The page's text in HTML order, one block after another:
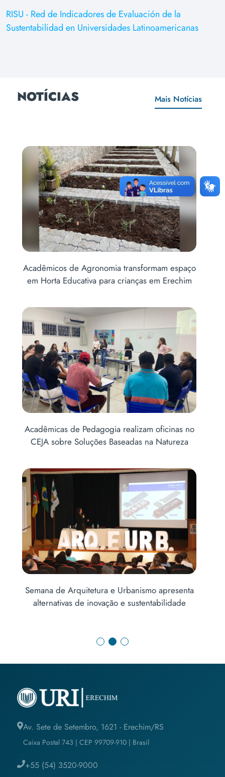
RISU - Red de Indicadores de Evaluación de la
Sustentabilidad en Universidades Latinoamericanas
NOTÍCIAS Mais Notícias
Acadêmicos de Agronomia transformam espaço
em Horta Educativa para crianças em Erechim
Acadêmicas de Pedagogia realizam oficinas no
CEJA sobre Soluções Baseadas na Natureza
Semana de Arquitetura e Urbanismo apresenta
alternativas de inovação e sustentabilidade
Av. Sete de Setembro, 1621 - Erechim/RS
Caixa Postal 743 | CEP 99709-910 | Brasil
+55 (54) 3520-9000